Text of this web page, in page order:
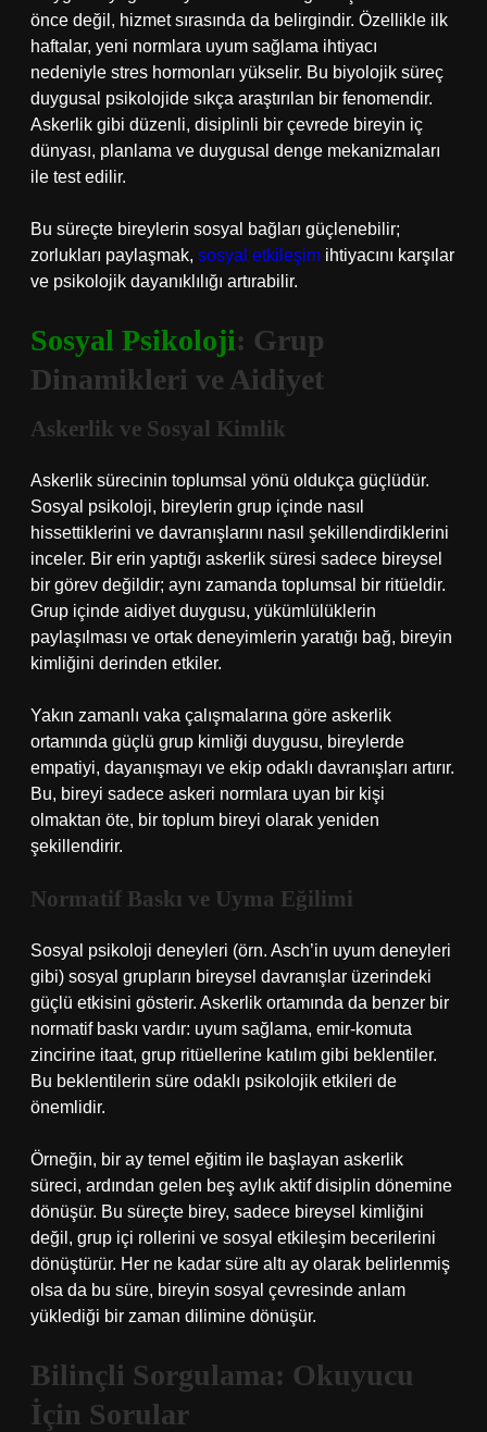
önce değil, hizmet sırasında da belirgindir. Özellikle ilk
haftalar, yeni normlara uyum sağlama ihtiyacı
nedeniyle stres hormonları yükselir. Bu biyolojik süreç
duygusal psikolojide sıkça araştırılan bir fenomendir.
Askerlik gibi düzenli, disiplinli bir çevrede bireyin iç
dünyası, planlama ve duygusal denge mekanizmaları
ile test edilir.
Bu süreçte bireylerin sosyal bağları güçlenebilir;
zorlukları paylaşmak, sosyal etkileşim ihtiyacını karşılar
ve psikolojik dayanıklılığı artırabilir.
Sosyal Psikoloji: Grup
Dinamikleri ve Aidiyet
Askerlik ve Sosyal Kimlik
Askerlik sürecinin toplumsal yönü oldukça güçlüdür.
Sosyal psikoloji, bireylerin grup içinde nasıl
hissettiklerini ve davranışlarını nasıl şekillendirdiklerini
inceler. Bir erin yaptığı askerlik süresi sadece bireysel
bir görev değildir; aynı zamanda toplumsal bir ritüeldir.
Grup içinde aidiyet duygusu, yükümlülüklerin
paylaşılması ve ortak deneyimlerin yaratığı bağ, bireyin
kimliğini derinden etkiler.
Yakın zamanlı vaka çalışmalarına göre askerlik
ortamında güçlü grup kimliği duygusu, bireylerde
empatiyi, dayanışmayı ve ekip odaklı davranışları artırır.
Bu, bireyi sadece askeri normlara uyan bir kişi
olmaktan öte, bir toplum bireyi olarak yeniden
şekillendirir.
Normatif Baskı ve Uyma Eğilimi
Sosyal psikoloji deneyleri (örn. Asch’in uyum deneyleri
gibi) sosyal grupların bireysel davranışlar üzerindeki
güçlü etkisini gösterir. Askerlik ortamında da benzer bir
normatif baskı vardır: uyum sağlama, emir-komuta
zincirine itaat, grup ritüellerine katılım gibi beklentiler.
Bu beklentilerin süre odaklı psikolojik etkileri de
önemlidir.
Örneğin, bir ay temel eğitim ile başlayan askerlik
süreci, ardından gelen beş aylık aktif disiplin dönemine
dönüşür. Bu süreçte birey, sadece bireysel kimliğini
değil, grup içi rollerini ve sosyal etkileşim becerilerini
dönüştürür. Her ne kadar süre altı ay olarak belirlenmiş
olsa da bu süre, bireyin sosyal çevresinde anlam
yüklediği bir zaman dilimine dönüşür.
Bilinçli Sorgulama: Okuyucu
İçin Sorular